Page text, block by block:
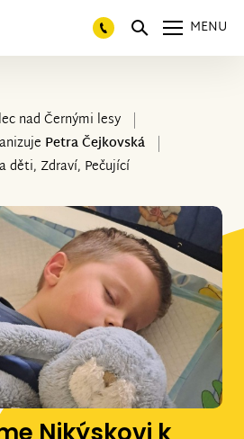
MENU
nad Černými lesy
Petra Čejkovská
děti, Zdraví, Pečující